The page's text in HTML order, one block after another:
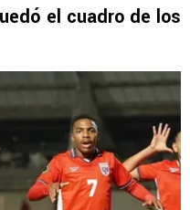
el cuadro de los